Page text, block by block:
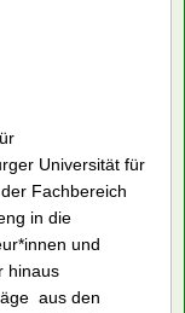
Universität für
Fachbereich
in die
und
hinaus
aus den